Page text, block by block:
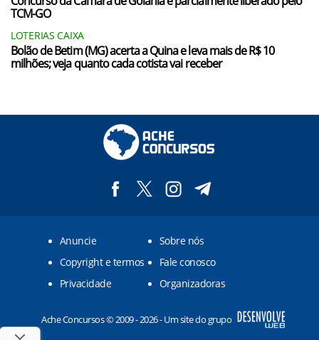
TCM-GO
LOTERIAS CAIXA
Bolão de Betim (MG) acerta a Quina e leva mais de R$ 10
milhões; veja quanto cada cotista vai receber
Anuncie
Sobre nós
Copyright e termos
Fale conosco
Privacidade
Organizadoras
Ache Concursos © 2009 - 2026 - Um site do grupo